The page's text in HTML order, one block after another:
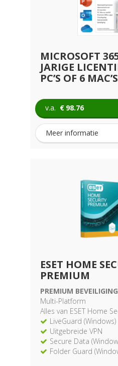
MICROSOFT
JARIGE
PC’S OF 6 MAC’S
v.a. € 98.76
Meer informatie
ESET HOME
PREMIUM
PREMIUM BEVEILIGING
Multi-Platform
Alles van ESET Home
LiveGuard (Windows)
Uitgebreide VPN
Secure Data
Folder Guard